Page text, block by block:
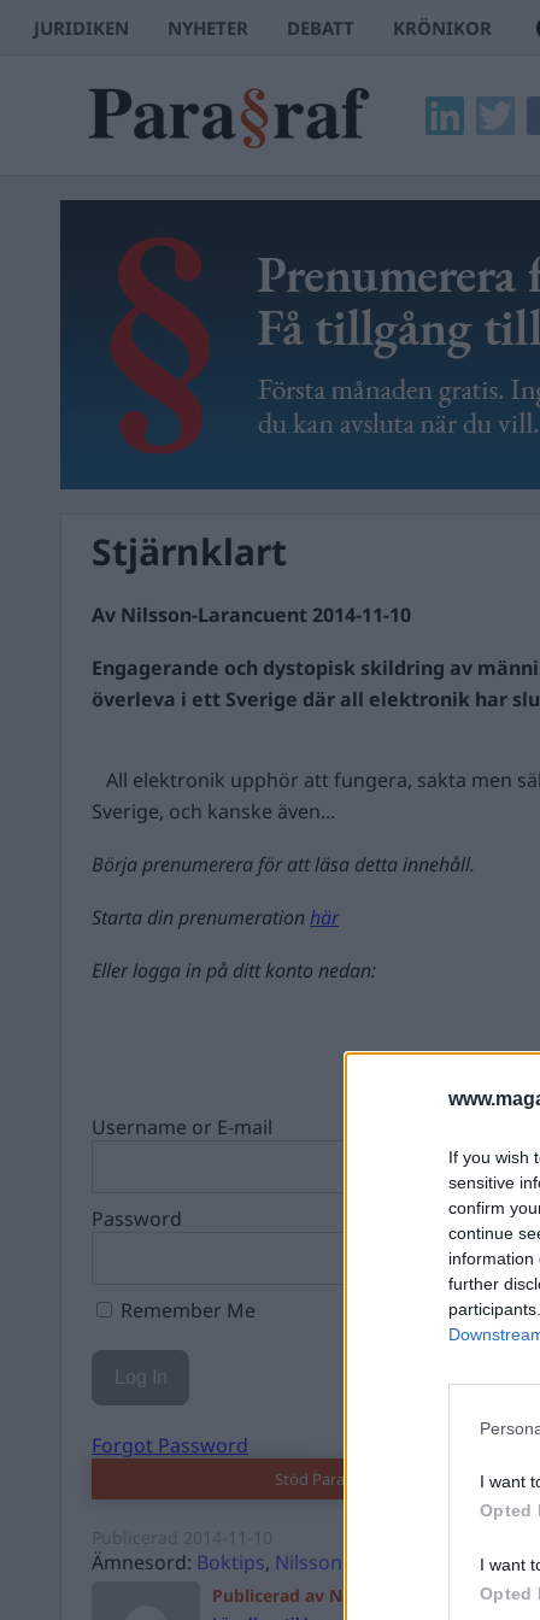
If you wish
sensitive
confirm
continue
information
further
I want
Opted
I want
Opted
JURIDIKEN NYHETER DEBATT KRÖNIKOR
Stjärnklart
Av Nilsson-Larancuent 2014-11-10
Engagerande och dystopisk skildring av
överleva i ett Sverige där all elektronik har
All elektronik upphör att fungera, sakta men
Sverige, och kanske även...
Börja prenumerera för att läsa detta innehåll.
Starta din prenumerationhär
Eller logga in på ditt konto nedan:
Username or E-mail
Password
Remember Me
Forgot Password
Stöd Para§rafs bevakning av
Ämnesord: Boktips, Nilsson-Larancuent
Publicerad av Nilsson-Larancuent